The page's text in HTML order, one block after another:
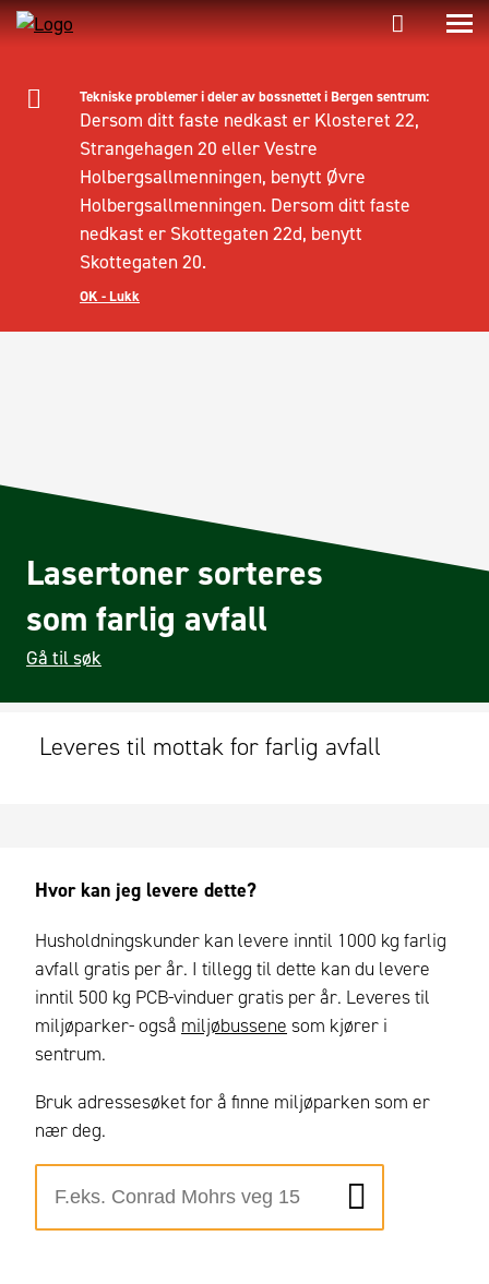
Tekniske problemer i deler av bossnettet i Bergen sentrum:
Dersom ditt faste nedkast er Klosteret 22,
Strangehagen 20 eller Vestre
Holbergsallmenningen, benytt Øvre
Holbergsallmenningen. Dersom ditt faste
nedkast er Skottegaten 22d, benytt
Skottegaten 20.
OK - Lukk
Lasertoner sorteres
som farlig avfall
Gå til søk
Leveres til mottak for farlig avfall
Hvor kan jeg levere dette?
Husholdningskunder kan levere inntil 1000 kg farlig
avfall gratis per år. I tillegg til dette kan du levere
inntil 500 kg PCB-vinduer gratis per år. Leveres til
miljøparker- også miljøbussene som kjører i
sentrum.
Bruk adressesøket for å finne miljøparken som er
nær deg.